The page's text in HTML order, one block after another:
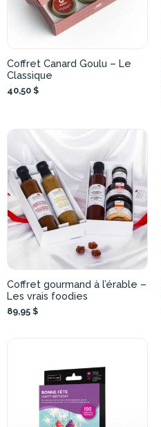
Coffret Canard Goulu – Le
Classique
40,50 $
Coffret gourmand à l’érable –
Les vrais foodies
89,95 $